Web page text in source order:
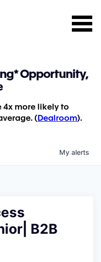
Opportunity,
4x more likely to
( Dealroom).
My alerts
B2B